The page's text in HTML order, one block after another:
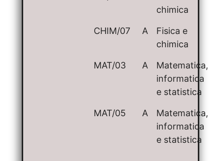
chimica
CHIM/07 A
Fisica e
chimica
MAT/03 A
Matematica,
informatica
e statistica
MAT/05 A
Matematica,
informatica
e statistica